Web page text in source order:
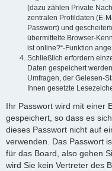
(dazu zählen Private
zentralen Profildaten (E-
Passwort) und
übermittelte Browser-
ist online?“-Funktion
Schließlich erfordern
Daten gespeichert
Umfragen, der Gelesen-
Ihnen gesetzte
Ihr Passwort wird mit einer
gespeichert, so dass es
dieses Passwort nicht auf
verwenden. Das Passwort
für das Board, also gehen
wird Sie kein Vertreter des